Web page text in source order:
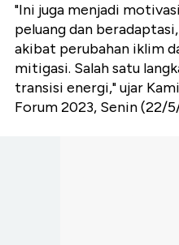
"Ini juga menjadi
peluang dan
akibat perubahan iklim
mitigasi. Salah satu
transisi energi," ujar
Forum 2023, Senin (22/